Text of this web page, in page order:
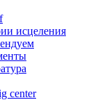
исцеления
center